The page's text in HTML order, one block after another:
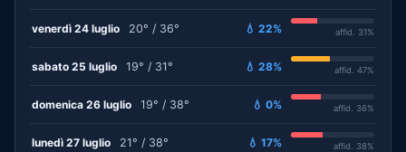
venerdì 24 luglio 20° / 36° 💧 22% affid. 31%
sabato 25 luglio 19° / 31° 💧 28% affid. 47%
domenica 26 luglio 19° / 38° 💧 0% affid. 36%
lunedì 27 luglio 21° / 38° 💧 17% affid. 38%